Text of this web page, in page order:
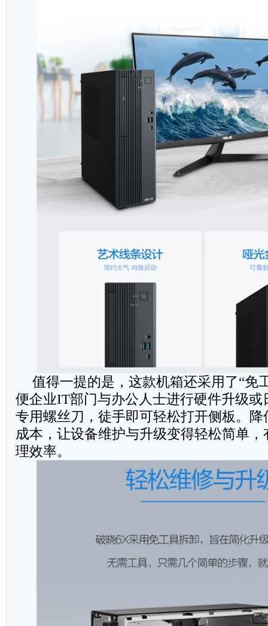
值得一提的是，这款机箱还采用了“免
便企业IT部门与办公人士进行硬件升级或
专用螺丝刀，徒手即可轻松打开侧板。
成本，让设备维护与升级变得轻松简单
理效率。